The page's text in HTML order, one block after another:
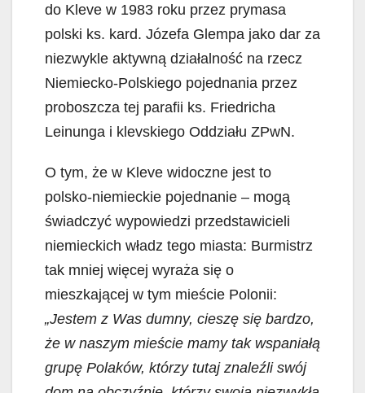
do Kleve w 1983 roku przez prymasa
polski ks. kard. Józefa Glempa jako dar za
niezwykle aktywną działalność na rzecz
Niemiecko-Polskiego pojednania przez
proboszcza tej parafii ks. Friedricha
Leinunga i klevskiego Oddziału ZPwN.
O tym, że w Kleve widoczne jest to
polsko-niemieckie pojednanie – mogą
świadczyć wypowiedzi przedstawicieli
niemieckich władz tego miasta: Burmistrz
tak mniej więcej wyraża się o
mieszkającej w tym mieście Polonii:
„Jestem z Was dumny, cieszę się bardzo,
że w naszym mieście mamy tak wspaniałą
grupę Polaków, którzy tutaj znaleźli swój